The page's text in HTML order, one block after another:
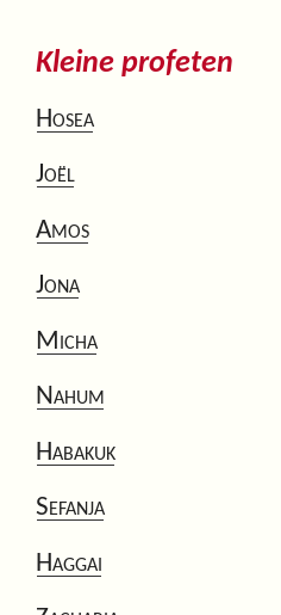
Kleine profeten
Hosea
Joël
Amos
Jona
Micha
Nahum
Habakuk
Sefanja
Haggai